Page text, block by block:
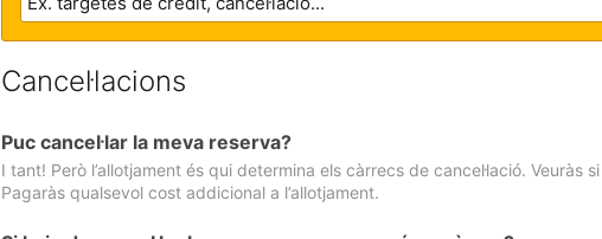
Cancel·lacions
Puc cancel·lar la meva reserva?
I tant! Però l’allotjament és qui determina els càrrecs de cancel·lació. Veuràs
Pagaràs qualsevol cost addicional a l’allotjament.